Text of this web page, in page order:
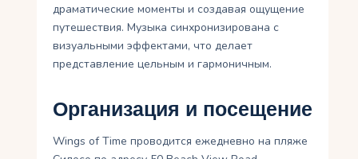
драматические моменты и создавая ощущение
путешествия. Музыка синхронизирована с
визуальными эффектами, что делает
представление цельным и гармоничным.
Организация и посещение
Wings of Time проводится ежедневно на пляже